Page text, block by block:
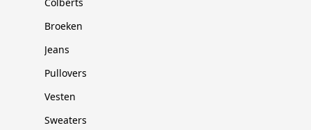
Broeken
Jeans
Pullovers
Vesten
Sweaters